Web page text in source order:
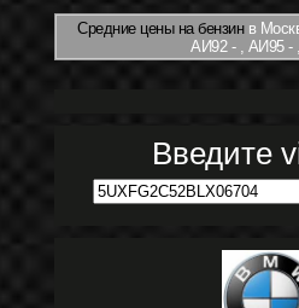
Средние цены на бензинв
АИ92 - , АИ95 -
Введите